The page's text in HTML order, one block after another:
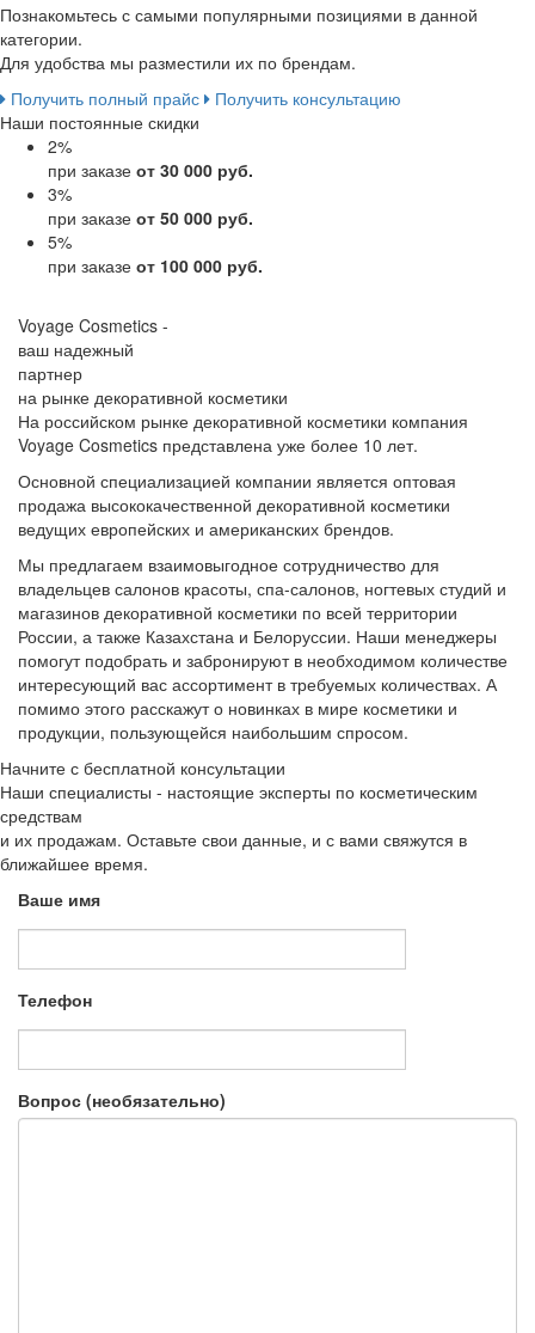
Познакомьтесь с самыми популярными позициями в данной
категории.
Для удобства мы разместили их по брендам.
Получить полный прайс
Получить консультацию
Наши постоянные скидки
2%
при заказе от 30 000 руб.
3%
при заказе от 50 000 руб.
5%
при заказе от 100 000 руб.
Voyage Cosmetics -
ваш надежный
партнер
на рынке декоративной косметики
На российском рынке декоративной косметики компания
Voyage Cosmetics представлена уже более 10 лет.
Основной специализацией компании является оптовая
продажа высококачественной декоративной косметики
ведущих европейских и американских брендов.
Мы предлагаем взаимовыгодное сотрудничество для
владельцев салонов красоты, спа-салонов, ногтевых студий и
магазинов декоративной косметики по всей территории
России, а также Казахстана и Белоруссии. Наши менеджеры
помогут подобрать и забронируют в необходимом количестве
интересующий вас ассортимент в требуемых количествах. А
помимо этого расскажут о новинках в мире косметики и
продукции, пользующейся наибольшим спросом.
Начните с бесплатной консультации
Наши специалисты - настоящие эксперты по косметическим
средствам
и их продажам. Оставьте свои данные, и с вами свяжутся в
ближайшее время.
Ваше имя
Телефон
Вопрос (необязательно)